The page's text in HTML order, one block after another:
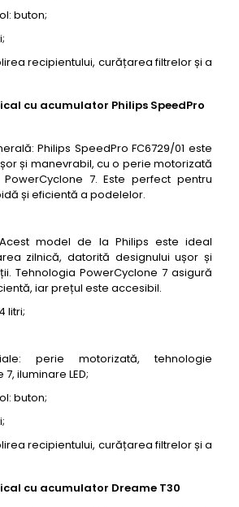
buton;
recipientului, curățarea filtrelor și a
cu acumulator Philips SpeedPro
Philips SpeedPro FC6729/01 este
și manevrabil, cu o perie motorizată
7. Este perfect pentru
și eficientă a podelelor.
model de la Philips este ideal
zilnică, datorită designului ușor și
Tehnologia PowerCyclone 7 asigură
iar prețul este accesibil.
litri;
perie motorizată, tehnologie
iluminare LED;
buton;
recipientului, curățarea filtrelor și a
cu acumulator Dreame T30